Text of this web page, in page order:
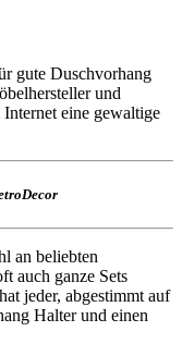
gute Duschvorhang
und
eine gewaltige
an beliebten
auch ganze Sets
jeder, abgestimmt auf
Halter und einen